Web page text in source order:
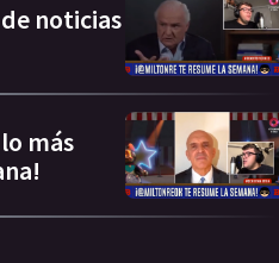
noticias
más